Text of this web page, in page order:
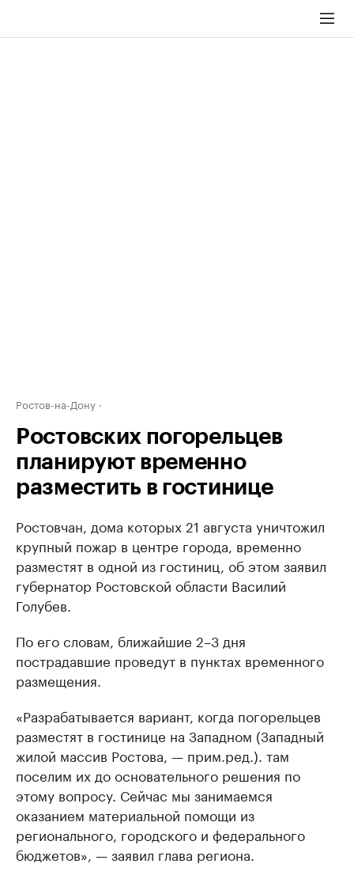
Ростов-на-Дону
Ростовских погорельцев
планируют временно
разместить в гостинице
Ростовчан, дома которых 21 августа уничтожил
крупный пожар в центре города, временно
разместят в одной из гостиниц, об этом заявил
губернатор Ростовской области Василий
Голубев.
По его словам, ближайшие 2–3 дня
пострадавшие проведут в пунктах временного
размещения.
«Разрабатывается вариант, когда погорельцев
разместят в гостинице на Западном (Западный
жилой массив Ростова, — прим.ред.). там
поселим их до основательного решения по
этому вопросу. Сейчас мы занимаемся
оказанием материальной помощи из
регионального, городского и федерального
бюджетов», — заявил глава региона.